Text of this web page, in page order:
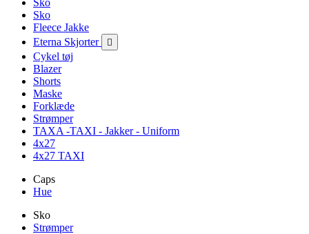
Sko
Sko
Fleece Jakke
Eterna Skjorter

Cykel tøj
Blazer
Shorts
Maske
Forklæde
Strømper
TAXA -TAXI - Jakker - Uniform
4x27
4x27 TAXI
Caps
Hue
Sko
Strømper